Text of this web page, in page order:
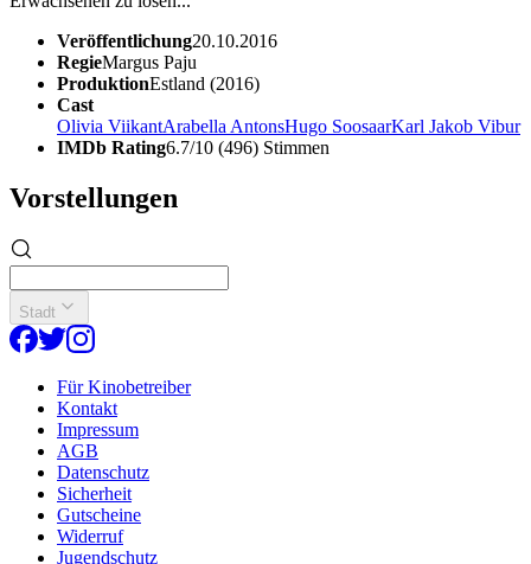
Veröffentlichung20.10.2016
RegieMargus Paju
ProduktionEstland (2016)
Cast
Olivia ViikantArabella AntonsHugo SoosaarKarl Jakob Vibur
IMDb Rating6.7/10 (496) Stimmen
Vorstellungen
Stadt
Für Kinobetreiber
Kontakt
Impressum
AGB
Datenschutz
Sicherheit
Gutscheine
Widerruf
Jugendschutz